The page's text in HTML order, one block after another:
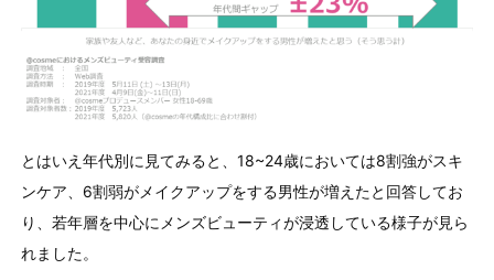
とはいえ年代別に見てみると、18~24歳においては8割強がスキ
ンケア、6割弱がメイクアップをする男性が増えたと回答してお
り、若年層を中心にメンズビューティが浸透している様子が見ら
れました。